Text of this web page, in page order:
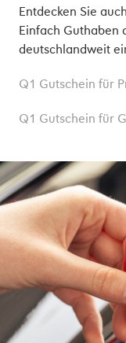
Entdecken Sie
Einfach Guthaben
deutschlandweit
Q1 Gutschein für
Q1 Gutschein für